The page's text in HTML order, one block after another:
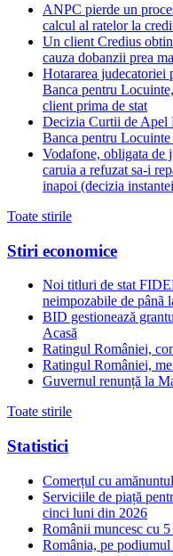
ANPC pierde un
calcul al ratelor la
Un client Credius
cauza dobanzii prea
Hotararea judecatoriei
Banca pentru
client prima de stat
Decizia Curtii de Apel
Banca pentru
Vodafone, obligata de
caruia a refuzat sa-i
inapoi (decizia
Toate stirile
Stiri economice
Noi titluri de stat
neimpozabile de pânã
BID gestionează
Acasă
Ratingul României,
Ratingul României,
Guvernul renunță la
Toate stirile
Statistici
Comerțul cu
Serviciile de piață
cinci luni din 2026
Românii muncesc cu
România, pe